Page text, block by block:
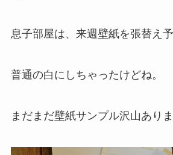
息子部屋は、来週壁紙を張替え予
普通の白にしちゃったけどね。
まだまだ壁紙サンプル沢山あり